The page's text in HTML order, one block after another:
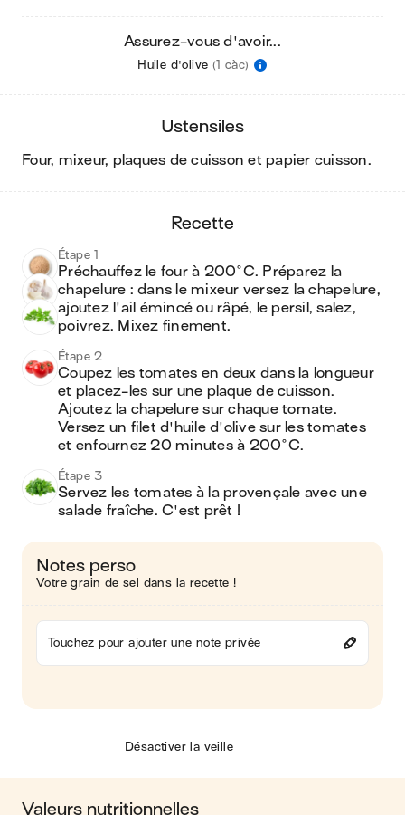
Assurez-vous d'avoir...
Huile d'olive (1 càc)
ustensiles
four, mixeur, plaques de cuisson et papier cuisson.
recette
Étape 1
Préchauffez le four à 200°C. Préparez la
chapelure : dans le mixeur versez la chapelure,
ajoutez l'ail émincé ou râpé, le persil, salez,
poivrez. Mixez finement.
Étape 2
Coupez les tomates en deux dans la longueur
et placez-les sur une plaque de cuisson.
Ajoutez la chapelure sur chaque tomate.
Versez un filet d'huile d'olive sur les tomates
et enfournez 20 minutes à 200°C.
Étape 3
Servez les tomates à la provençale avec une
salade fraîche. C'est prêt !
Notes perso
Votre grain de sel dans la recette !
Touchez pour ajouter une note privée
Désactiver la veille
Valeurs nutritionnelles